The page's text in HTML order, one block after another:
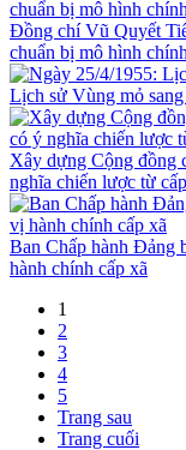
Đồng chí Vũ Quyết
chuẩn bị mô hình
Lịch sử Vùng mỏ
Xây dựng Cộng đồng
nghĩa chiến lược từ
Ban Chấp hành Đảng
hành chính cấp xã
1
2
3
4
5
Trang sau
Trang cuối